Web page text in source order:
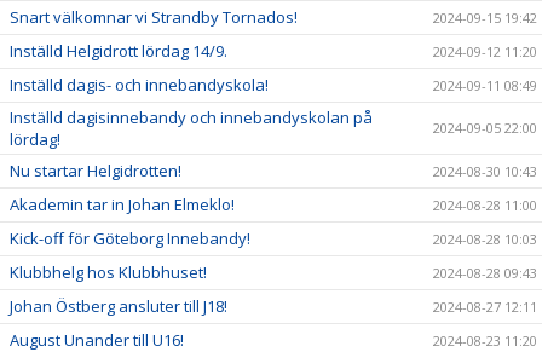
Snart välkomnar vi Strandby Tornados! 2024-09-15 19:42
Inställd Helgidrott lördag 14/9. 2024-09-12 11:20
Inställd dagis- och innebandyskola! 2024-09-11 08:49
Inställd dagisinnebandy och innebandyskolan på
lördag!
2024-09-05 22:00
Nu startar Helgidrotten! 2024-08-30 10:43
Akademin tar in Johan Elmeklo! 2024-08-28 11:00
Kick-off för Göteborg Innebandy! 2024-08-28 10:03
Klubbhelg hos Klubbhuset! 2024-08-28 09:43
Johan Östberg ansluter till J18! 2024-08-27 12:11
August Unander till U16! 2024-08-23 11:20